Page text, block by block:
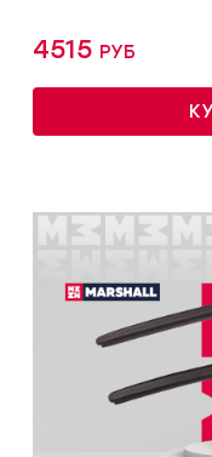
4515 руб